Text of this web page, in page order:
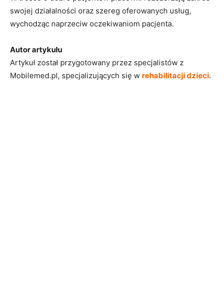
swojej działalności oraz szereg oferowanych usług,
wychodząc naprzeciw oczekiwaniom pacjenta.
Autor artykułu
Artykuł został przygotowany przez specjalistów z
Mobilemed.pl, specjalizujących się w rehabilitacji dzieci.